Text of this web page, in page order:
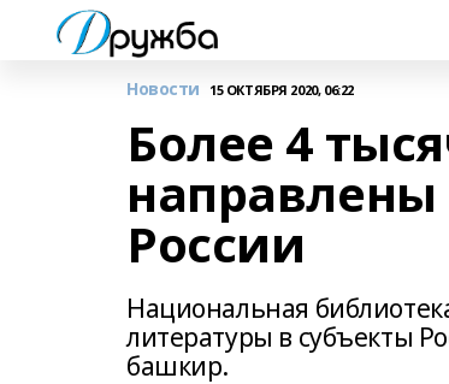
Новости 15 ОКТЯБРЯ 2020, 06:22
Более 4
направлены
России
Национальная
литературы в субъекты
башкир.